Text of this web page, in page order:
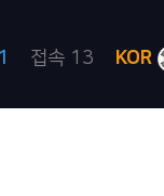
1 접속 13 KOR